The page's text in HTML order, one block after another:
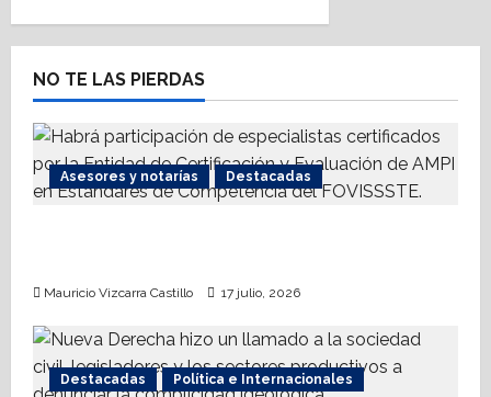
v
i
a
t
o
n
NO TE LAS PIERDAS
Asesores y notarías Destacadas
Mauricio Vizcarra Castillo 17 julio, 2026
Destacadas Política e Internacionales